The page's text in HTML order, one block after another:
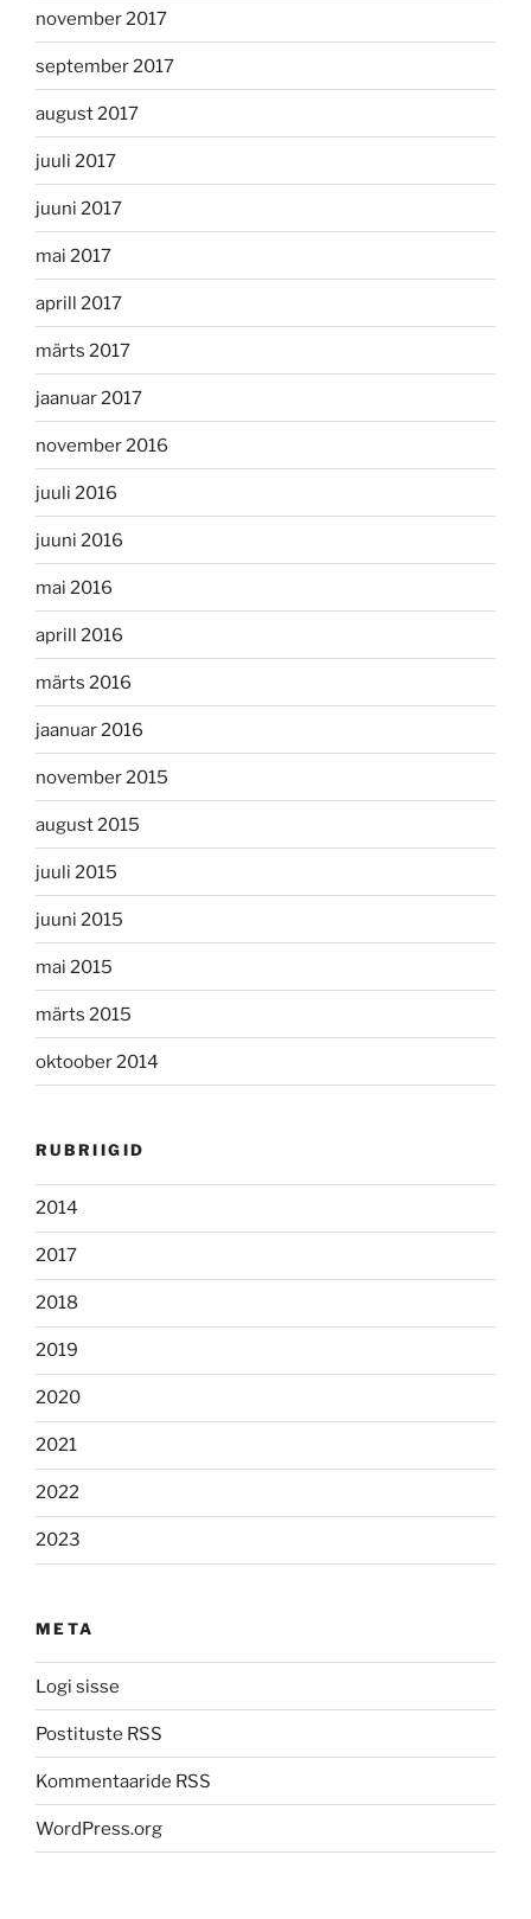
november 2017
september 2017
august 2017
juuli 2017
juuni 2017
mai 2017
aprill 2017
märts 2017
jaanuar 2017
november 2016
juuli 2016
juuni 2016
mai 2016
aprill 2016
märts 2016
jaanuar 2016
november 2015
august 2015
juuli 2015
juuni 2015
mai 2015
märts 2015
oktoober 2014
RUBRIIGID
2014
2017
2018
2019
2020
2021
2022
2023
META
Logi sisse
Postituste RSS
Kommentaaride RSS
WordPress.org